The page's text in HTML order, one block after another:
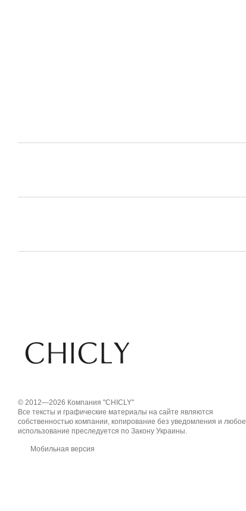
© 2012—2026 Компания "CHICLY"
Все тексты и графические материалы на сайте являются
собственностью компании, копирование без уведомления и
использование преследуется по Закону Украины.
Мобильная версия